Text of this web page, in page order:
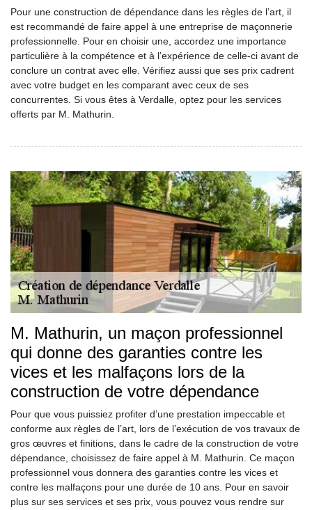
Pour une construction de dépendance dans les règles de l’art, il
est recommandé de faire appel à une entreprise de maçonnerie
professionnelle. Pour en choisir une, accordez une importance
particulière à la compétence et à l’expérience de celle-ci avant de
conclure un contrat avec elle. Vérifiez aussi que ses prix cadrent
avec votre budget en les comparant avec ceux de ses
concurrentes. Si vous êtes à Verdalle, optez pour les services
offerts par M. Mathurin.
M. Mathurin, un maçon professionnel
qui donne des garanties contre les
vices et les malfaçons lors de la
construction de votre dépendance
Pour que vous puissiez profiter d’une prestation impeccable et
conforme aux règles de l’art, lors de l’exécution de vos travaux de
gros œuvres et finitions, dans le cadre de la construction de votre
dépendance, choisissez de faire appel à M. Mathurin. Ce maçon
professionnel vous donnera des garanties contre les vices et
contre les malfaçons pour une durée de 10 ans. Pour en savoir
plus sur ses services et ses prix, vous pouvez vous rendre sur